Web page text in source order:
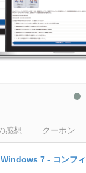
感想 クーポン
7 - コンフ